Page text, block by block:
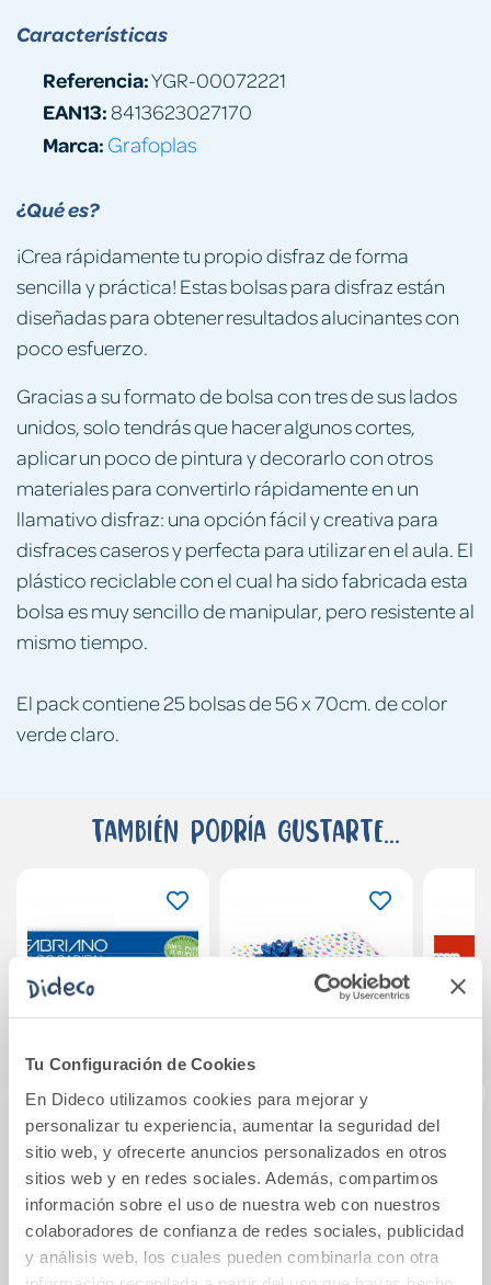
Tu Configuración de Cookies
En Dideco utilizamos cookies para mejorar y
personalizar tu experiencia, aumentar la seguridad del
sitio web, y ofrecerte anuncios personalizados en otros
sitios web y en redes sociales. Además, compartimos
información sobre el uso de nuestra web con nuestros
colaboradores de confianza de redes sociales, publicidad
y análisis web, los cuales pueden combinarla con otra
¿Qué es?
¡Crea rápidamente tu propio disfraz de forma
sencilla y práctica! Estas bolsas para disfraz están
diseñadas para obtener resultados alucinantes con
poco esfuerzo.
Gracias a su formato de bolsa con tres de sus lados
unidos, solo tendrás que hacer algunos cortes,
aplicar un poco de pintura y decorarlo con otros
materiales para convertirlo rápidamente en un
llamativo disfraz: una opción fácil y creativa para
disfraces caseros y perfecta para utilizar en el aula. El
plástico reciclable con el cual ha sido fabricada esta
bolsa es muy sencillo de manipular, pero resistente al
mismo tiempo.
El pack contiene 25 bolsas de 56 x 70cm. de color
verde claro.
Características
Referencia:YGR-00072221
EAN13:8413623027170
Marca: Grafoplas
También podría gustarte...
Bloc papel surtido
A4 para
manualidades
Sadipal
7,95€
Papel de regalo
after rain rollo
70x200cm
4,85€